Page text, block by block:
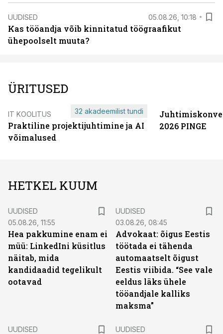
UUDISED 05.08.26, 10:18
Kas tööandja võib kinnitatud töögraafikut
ühepoolselt muuta?
ÜRITUSED
IT KOOLITUS
Praktiline projektijuhtimine ja AI
võimalused
32 akadeemilist tundi
2026 PINGE
HETKEL KUUM
UUDISED
05.08.26, 11:55
Hea pakkumine enam ei
müü: LinkedIni küsitlus
näitab, mida
kandidaadid tegelikult
ootavad
UUDISED
03.08.26, 08:45
Advokaat: õigus Eestis
töötada ei tähenda
automaatselt õigust
Eestis viibida. “See vale
eeldus läks ühele
tööandjale kalliks
maksma”
UUDISED
UUDISED